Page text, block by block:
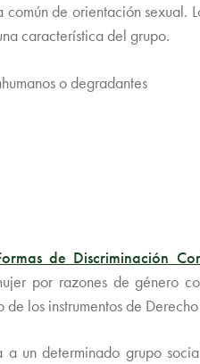
de orientación sexual.
característica del grupo.
o degradantes
de Discriminación
por razones de género
los instrumentos de
un determinado grupo